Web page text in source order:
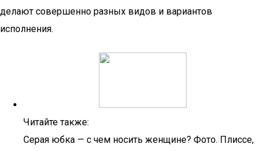
делают совершенно разных видов и вариантов
исполнения.
Читайте также:
Серая юбка — с чем носить женщине? Фото. Плиссе,